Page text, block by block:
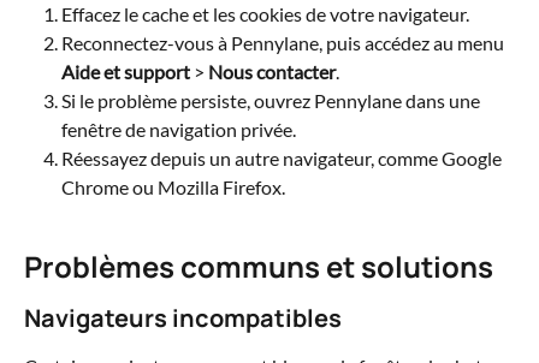
Effacez le cache et les cookies de votre navigateur.
Reconnectez-vous à Pennylane, puis accédez au menu
Aide et support > Nous contacter.
Si le problème persiste, ouvrez Pennylane dans une
fenêtre de navigation privée.
Réessayez depuis un autre navigateur, comme Google
Chrome ou Mozilla Firefox.
Problèmes communs et solutions
Navigateurs incompatibles